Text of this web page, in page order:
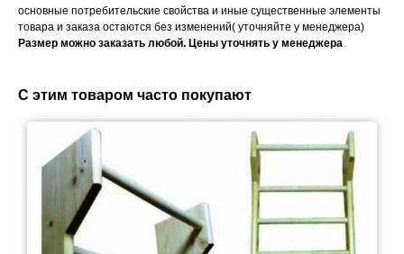
основные потребительские свойства и иные существенные элементы
товара и заказа остаются без изменений( уточняйте у менеджера)
Размер можно заказать любой. Цены уточнять у менеджера
С этим товаром часто покупают